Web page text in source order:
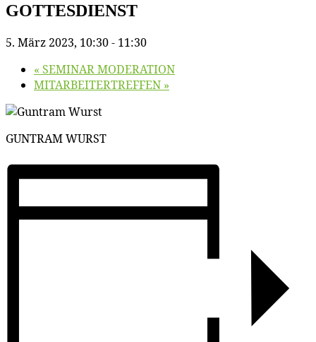
GOTTESDIENST
5. März 2023, 10:30- 11:30
« SEMINAR MODERATION
MITARBEITERTREFFEN »
GUNTRAM WURST